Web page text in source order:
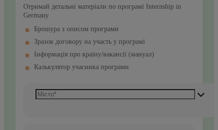
Отримай детальні матеріали по програмі Internship in
Germany
Брошура з описом програми
Зразок договору на участь у програмі
Інформація про країну/вакансії (мануал)
Калькулятор учасника програми